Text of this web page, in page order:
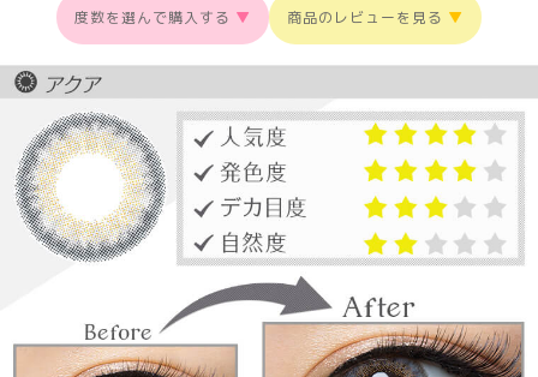
度数を選んで購入する ▼ 商品のレビューを見る ▼